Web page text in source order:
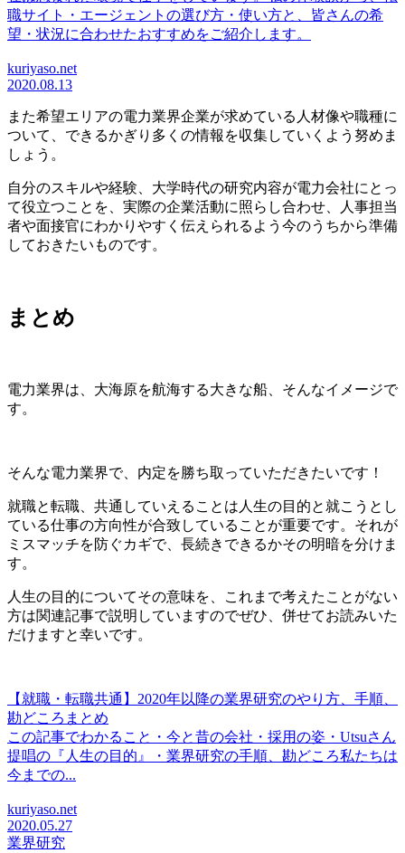
職サイト・エージェントの選び方・使い方と、皆さんの希
望・状況に合わせたおすすめをご紹介します。
kuriyaso.net
2020.08.13
また希望エリアの電力業界企業が求めている人材像や職種に
ついて、できるかぎり多くの情報を収集していくよう努めま
しょう。
自分のスキルや経験、大学時代の研究内容が電力会社にとっ
て役立つことを、実際の企業活動に照らし合わせ、人事担当
者や面接官にわかりやすく伝えられるよう今のうちから準備
しておきたいものです。
まとめ
電力業界は、大海原を航海する大きな船、そんなイメージで
す。
そんな電力業界で、内定を勝ち取っていただきたいです！
就職と転職、共通していえることは 人生の目的と就こうとし
ている仕事の方向性が合致していることが重要です。それが
ミスマッチを防ぐカギで、長続きできるかその明暗を分けま
す。
人生の目的についてその意味を、これまで考えたことがない
方は関連記事で説明していますのでぜひ、併せてお読みいた
だけますと幸いです。
【就職・転職共通】2020年以降の業界研究のやり方、手順、
勘どころまとめ
この記事でわかること・今と昔の会社・採用の姿・Utsuさん
提唱の『人生の目的』・業界研究の手順、勘どころ私たちは
今までの...
kuriyaso.net
2020.05.27
業界研究